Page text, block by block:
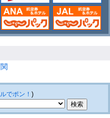
でポン！ )